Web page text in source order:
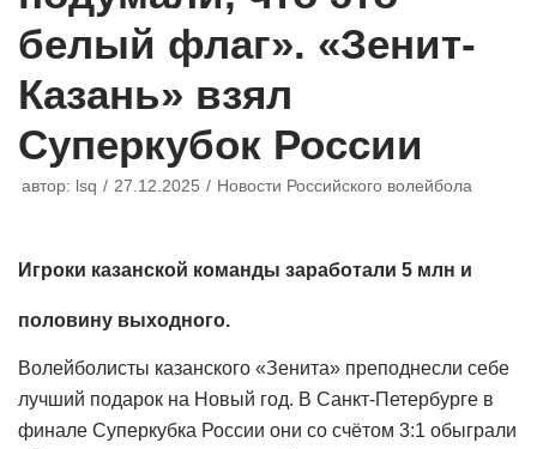
белый флаг». «Зенит-
Казань» взял
Суперкубок России
автор: lsq 27.12.2025 Новости Российского волейбола
Игроки казанской команды заработали 5 млн и
половину выходного.
Волейболисты казанского «Зенита» преподнесли себе
лучший подарок на Новый год. В Санкт-Петербурге в
финале Суперкубка России они со счётом 3:1 обыграли